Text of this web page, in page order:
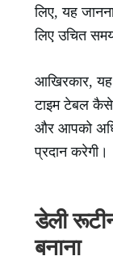
लिए, यह
लिए उचित
आखिरकार,
टाइम टेबल कैसे
और आपको
प्रदान करेगी।
डेली
बनाना